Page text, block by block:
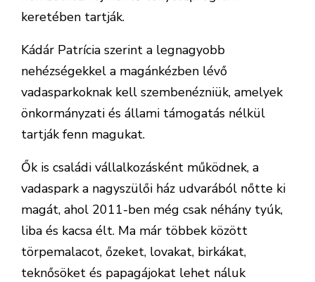
keretében tartják.
Kádár Patrícia szerint a legnagyobb
nehézségekkel a magánkézben lévő
vadasparkoknak kell szembenézniük, amelyek
önkormányzati és állami támogatás nélkül
tartják fenn magukat.
Ők is családi vállalkozásként működnek, a
vadaspark a nagyszülői ház udvarából nőtte ki
magát, ahol 2011-ben még csak néhány tyúk,
liba és kacsa élt. Ma már többek között
törpemalacot, őzeket, lovakat, birkákat,
teknősöket és papagájokat lehet náluk